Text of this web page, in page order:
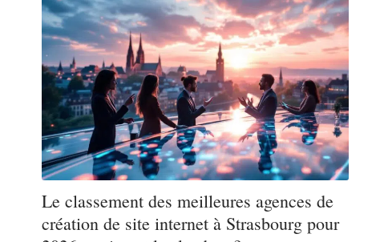
Le classement des meilleures agences de
création de site internet à Strasbourg pour